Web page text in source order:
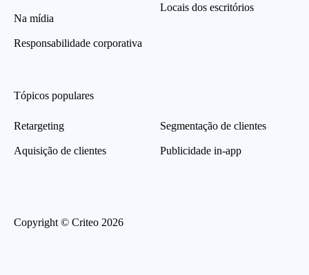
Na mídia
Responsabilidade corporativa
Locais dos escritórios
Tópicos populares
Retargeting
Aquisição de clientes
Segmentação de clientes
Publicidade in-app
Copyright © Criteo 2026